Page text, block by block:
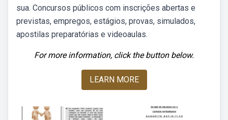
sua. Concursos públicos com inscrições abertas e
previstas, empregos, estágios, provas, simulados,
apostilas preparatórias e videoaulas.
For more information, click the button below.
LEARN MORE